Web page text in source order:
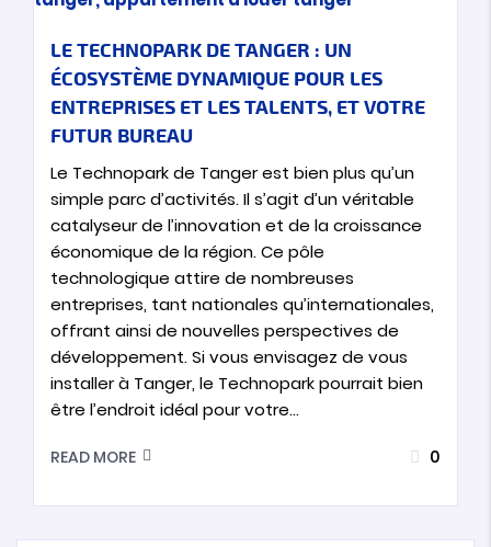
LE TECHNOPARK DE TANGER : UN
ÉCOSYSTÈME DYNAMIQUE POUR LES
ENTREPRISES ET LES TALENTS, ET VOTRE
FUTUR BUREAU
Le Technopark de Tanger est bien plus qu’un
simple parc d’activités. Il s’agit d’un véritable
catalyseur de l’innovation et de la croissance
économique de la région. Ce pôle
technologique attire de nombreuses
entreprises, tant nationales qu’internationales,
offrant ainsi de nouvelles perspectives de
développement. Si vous envisagez de vous
installer à Tanger, le Technopark pourrait bien
être l’endroit idéal pour votre…
READ MORE 0